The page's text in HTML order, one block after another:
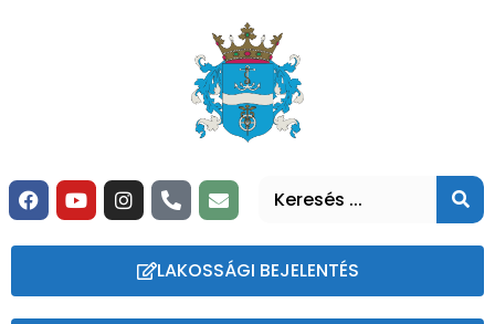
LAKOSSÁGI BEJELENTÉS